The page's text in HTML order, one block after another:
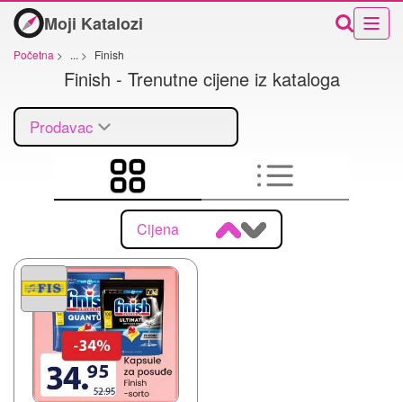
Moji Katalozi
Početna > ... > Finish
Finish - Trenutne cijene iz kataloga
Prodavac
Cijena